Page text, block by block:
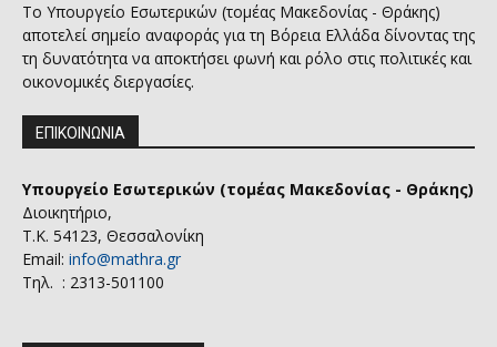
Το Υπουργείο Εσωτερικών (τομέας Μακεδονίας - Θράκης)
αποτελεί σημείο αναφοράς για τη Βόρεια Ελλάδα δίνοντας της
τη δυνατότητα να αποκτήσει φωνή και ρόλο στις πολιτικές και
οικονομικές διεργασίες.
ΕΠΙΚΟΙΝΩΝΙΑ
Υπουργείο Εσωτερικών (τομέας Μακεδονίας - Θράκης)
Διοικητήριο,
Τ.Κ. 54123, Θεσσαλονίκη
Email: info@mathra.gr
Τηλ. : 2313-501100